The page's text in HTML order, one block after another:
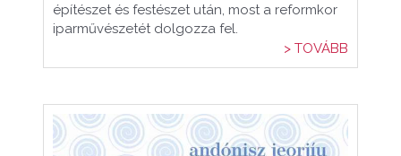
építészet és festészet után, most a reformkor
iparművészetét dolgozza fel.
> TOVÁBB